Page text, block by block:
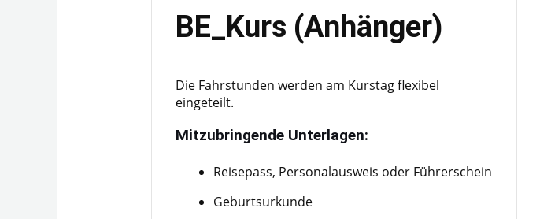
BE_Kurs (Anhänger)
Die Fahrstunden werden am Kurstag flexibel
eingeteilt.
Mitzubringende Unterlagen:
Reisepass, Personalausweis oder Führerschein
Geburtsurkunde